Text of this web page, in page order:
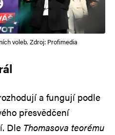
voleb. Zdroj: Profimedia
a fungují podle
přesvědčení
Dle Thomasova teorému